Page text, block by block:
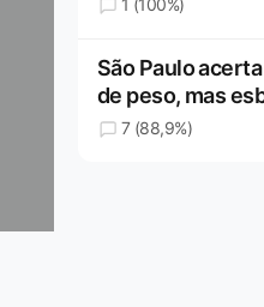
1 (100%)
São Paulo
de peso, mas
7 (88,9%)